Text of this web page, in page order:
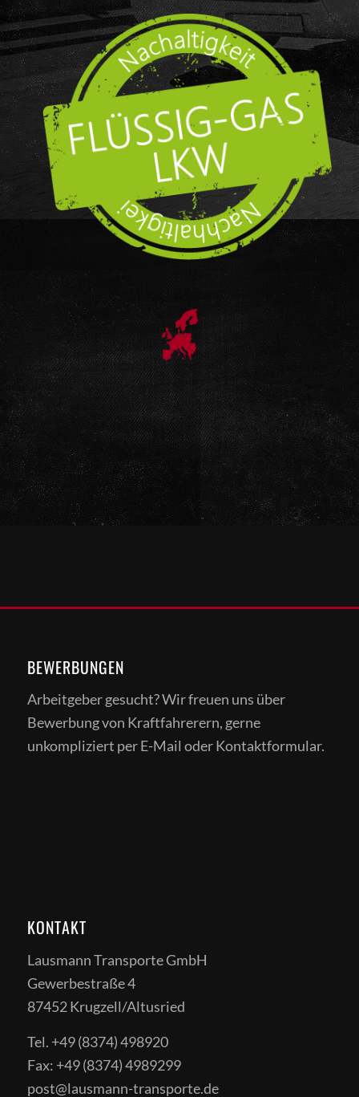
BEWERBUNGEN
Arbeitgeber gesucht? Wir freuen uns über
Bewerbung von Kraftfahrerern, gerne
unkompliziert per E-Mail oder Kontaktformular.
KONTAKT
Lausmann Transporte GmbH
Gewerbestraße 4
87452 Krugzell/Altusried
Tel. +49 (8374) 498920
Fax: +49 (8374) 4989299
post@lausmann-transporte.de